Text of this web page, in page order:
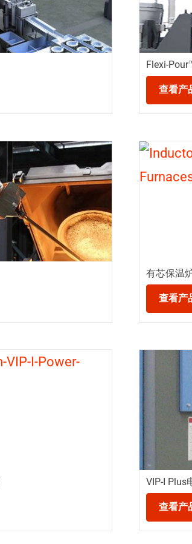
Flexi-
查看产
有芯保温
查看产
VIP-I Plus
查看产